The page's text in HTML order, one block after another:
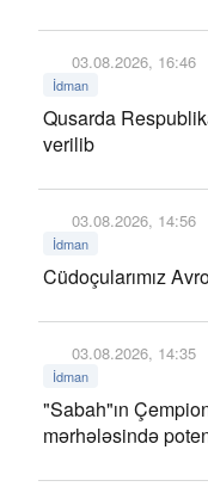
03.08.2026, 16:46
İdman
Qusarda
verilib
03.08.2026, 14:56
İdman
Cüdoçularımız
03.08.2026, 14:35
İdman
"Sabah"ın
mərhələsində